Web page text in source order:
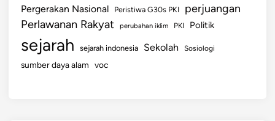
Pergerakan Nasional Peristiwa G30s PKI perjuangan
Perlawanan Rakyat perubahan iklim PKI Politik
sejarah sejarah indonesia Sekolah Sosiologi
sumber daya alam voc